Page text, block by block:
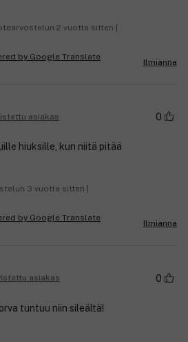
2 vuotta sitten |
Ilmianna
asiakas 0
hiuksille, kun niitä pitää
3 vuotta sitten |
Ilmianna
asiakas 0
tuntuu niin sileältä!